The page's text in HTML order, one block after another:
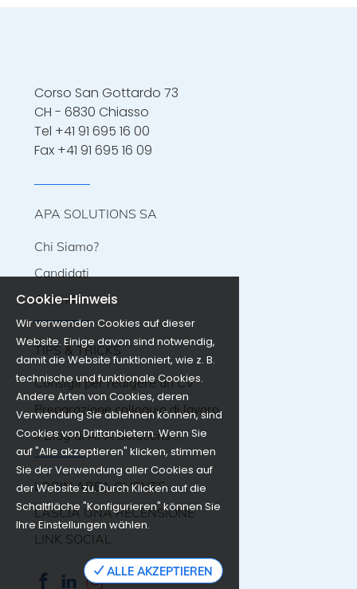
Corso San Gottardo 73
CH - 6830 Chiasso
Tel +41 91 695 16 00
Fax +41 91 695 16 09
APA SOLUTIONS SA
Chi Siamo?
Candidati
Aziende
TIPS & TRICKS
Consigli per redigere un CV
Preparazione colloquio di lavoro
Il Blog di APA Solutions
LOGIN AREA CLIENTE
LASCIA UNA RECENSIONE
LINK SOCIAL
Cookie-Hinweis
Wir verwenden Cookies auf dieser
Website. Einige davon sind notwendig,
damit die Website funktioniert, wie z. B.
technische und funktionale Cookies.
Andere Arten von Cookies, deren
Verwendung Sie ablehnen können, sind
Cookies von Drittanbietern. Wenn Sie
auf "Alle akzeptieren" klicken, stimmen
Sie der Verwendung aller Cookies auf
der Website zu. Durch Klicken auf die
Schaltfläche "Konfigurieren" können Sie
Ihre Einstellungen wählen.
ALLE AKZEPTIEREN